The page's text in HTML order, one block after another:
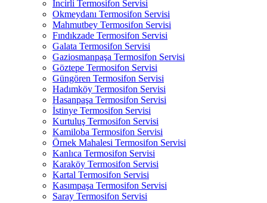
İncirli Termosifon Servisi
Okmeydanı Termosifon Servisi
Mahmutbey Termosifon Servisi
Fındıkzade Termosifon Servisi
Galata Termosifon Servisi
Gaziosmanpaşa Termosifon Servisi
Göztepe Termosifon Servisi
Güngören Termosifon Servisi
Hadımköy Termosifon Servisi
Hasanpaşa Termosifon Servisi
İstinye Termosifon Servisi
Kurtuluş Termosifon Servisi
Kamiloba Termosifon Servisi
Örnek Mahalesi Termosifon Servisi
Kanlıca Termosifon Servisi
Karaköy Termosifon Servisi
Kartal Termosifon Servisi
Kasımpaşa Termosifon Servisi
Saray Termosifon Servisi